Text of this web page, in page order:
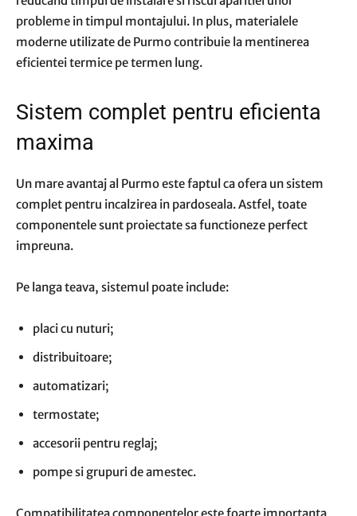
probleme in timpul montajului. In plus, materialele
moderne utilizate de Purmo contribuie la mentinerea
eficientei termice pe termen lung.
Sistem complet pentru eficienta
maxima
Un mare avantaj al Purmo este faptul ca ofera un sistem
complet pentru incalzirea in pardoseala. Astfel, toate
componentele sunt proiectate sa functioneze perfect
impreuna.
Pe langa teava, sistemul poate include:
placi cu nuturi;
distribuitoare;
automatizari;
termostate;
accesorii pentru reglaj;
pompe si grupuri de amestec.